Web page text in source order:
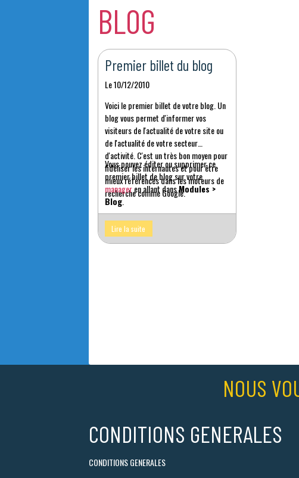
BLOG
Premier billet du blog
Le 10/12/2010
Voici le premier billet de votre blog. Un
blog vous permet d'informer vos
visiteurs de l'actualité de votre site ou
de l'actualité de votre secteur
d'activité. C'est un très bon moyen pour
fidéliser les internautes et pour être
mieux référencés dans les moteurs de
recherche comme Google.
Vous pouvez éditer ou supprimer ce
premier billet de blog sur votre
manageren allant dansModules >
Blog.
Lire la suite
NOUS
CONDITIONS GENERALES
CONDITIONS GENERALES